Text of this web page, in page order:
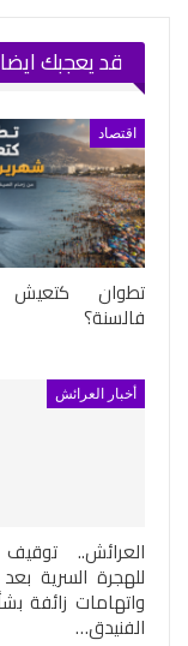
قد يعجبك ايضا
اقتصاد
تطوان
فالسنة؟
أخبار العرائش
العرائش..
للهجرة السرية
واتهامات زائفة
الفنيدق…